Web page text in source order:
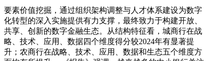
要素价值挖掘，通过组织架构调整与人才体系建设为数字
化转型的深入实施提供有力支撑，最终致力于构建开放、
共享、创新的数字金融生态。从结构特征看，城商行在战
略、技术、应用、数据四个维度得分较2024年有显著提
升；农商行在战略、技术、应用、数据和生态五个维度方